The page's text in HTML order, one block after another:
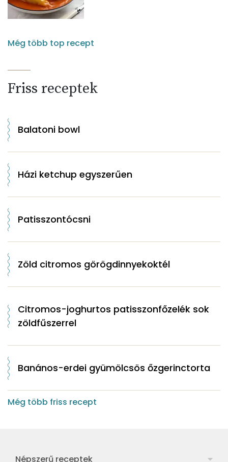
Még több top recept
Friss receptek
Balatoni bowl
Házi ketchup egyszerűen
Patisszontócsni
Zöld citromos görögdinnyekoktél
Citromos-joghurtos patisszonfőzelék sok
zöldfűszerrel
Banános-erdei gyümölcsös őzgerinctorta
Még több friss recept
Népszerű receptek